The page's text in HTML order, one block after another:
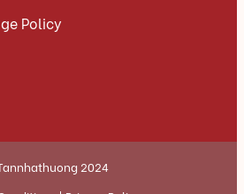
Policy
2024